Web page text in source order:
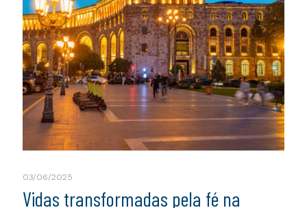
03/06/2025
Vidas transformadas pela fé na